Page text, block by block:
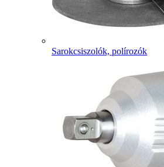
Sarokcsiszolók, polírozók